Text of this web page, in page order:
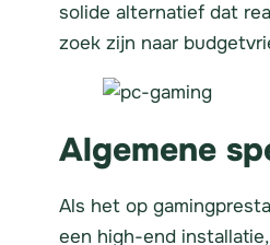
solide alternatief dat
zoek zijn naar
Algemene
Als het op
een high-end installatie,